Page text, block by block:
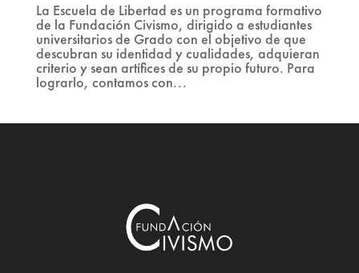
La Escuela de Libertad es un programa formativo
de la Fundación Civismo, dirigido a estudiantes
universitarios de Grado con el objetivo de que
descubran su identidad y cualidades, adquieran
criterio y sean artífices de su propio futuro. Para
lograrlo, contamos con...